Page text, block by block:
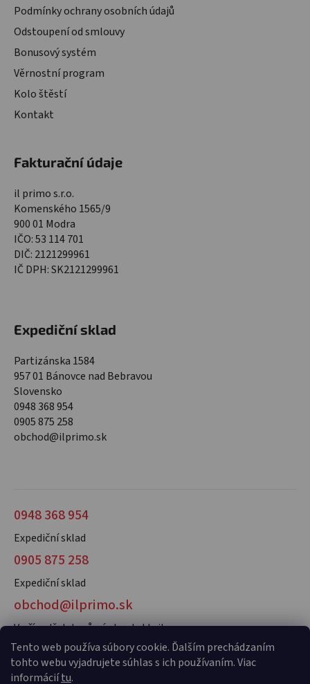
Tento web používa súbory cookie. Ďalším prechádzaním
tohto webu vyjadrujete súhlas s ich používaním. Viac
informáciítu.
Podmínky ochrany osobních údajů
Odstoupení od smlouvy
Bonusový systém
Věrnostní program
Kolo štěstí
Kontakt
Fakturační údaje
il primo s.r.o.
Komenského 1565/9
900 01 Modra
IČO: 53 114 701
DIČ: 2121299961
IČ DPH: SK2121299961
Expediční sklad
Partizánska 1584
957 01 Bánovce nad Bebravou
Slovensko
0948 368 954
0905 875 258
obchod@ilprimo.sk
0948 368 954
Expediční sklad
0905 875 258
Expediční sklad
obchod@ilprimo.sk
V případě dotazů nás kontaktujte